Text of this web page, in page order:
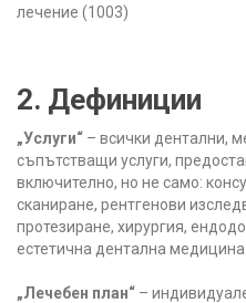
лечение (1003)
2. Дефиниции
„Услуги“ – всички дентални,
съпътстващи услуги,
включително, но не само:
сканиране, рентгенови
протезиране, хирургия,
естетична дентална медицина
„Лечебен план“ –